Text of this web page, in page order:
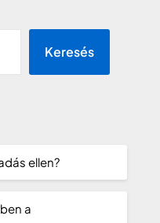
Keresés
ellen?
a